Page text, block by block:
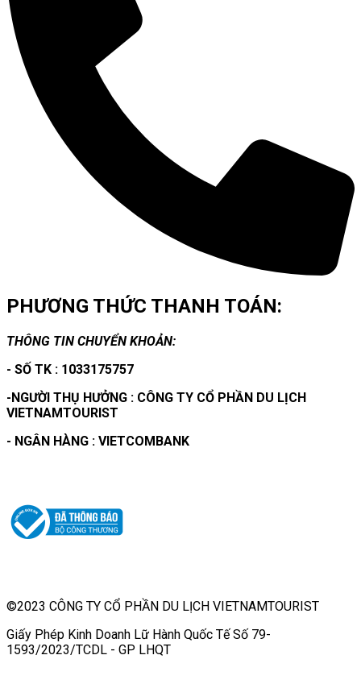
PHƯƠNG THỨC THANH TOÁN:
THÔNG TIN CHUYỂN KHOẢN:
- SỐ TK : 1033175757
-NGƯỜI THỤ HƯỞNG : CÔNG TY CỔ PHẦN DU LỊCH
VIETNAMTOURIST
- NGÂN HÀNG : VIETCOMBANK
©2023 CÔNG TY CỔ PHẦN DU LỊCH VIETNAMTOURIST
Giấy Phép Kinh Doanh Lữ Hành Quốc Tế Số 79-
1593/2023/TCDL - GP LHQT